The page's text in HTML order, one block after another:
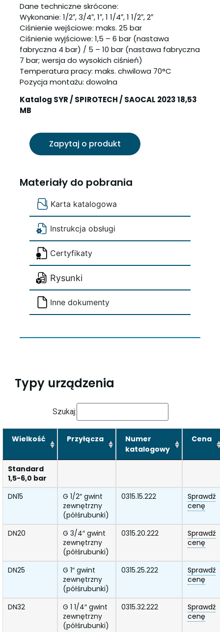
Dane techniczne skrócone:
Wykonanie: 1/2″, 3/4″, 1″, 1 1/4″, 1 1/2″, 2″
Ciśnienie wejściowe: maks. 25 bar
Ciśnienie wyjściowe: 1,5 – 6 bar (nastawa
fabryczna 4 bar) / 5 – 10 bar (nastawa fabryczna
7 bar; wersja do wysokich ciśnień)
Temperatura pracy: maks. chwilowa 70°C
Pozycja montażu: dowolna
Katalog SYR / SPIROTECH / SAOCAL 2023 18,53
MB
Zapytaj o produkt
Materiały do pobrania
Karta katalogowa
Instrukcja obsługi
Certyfikaty
Rysunki
Inne dokumenty
Typy urządzenia
Szukaj:
Wielkość Przyłącza
Numer
katalogowy
Cena
Standard
1,5-6,0 bar
DN15
G 1/2″ gwint
zewnętrzny
(półśrubunki)
0315.15.222
Sprawdź
cenę
DN20
G 3/4″ gwint
zewnętrzny
(półśrubunki)
0315.20.222
Sprawdź
cenę
DN25
G 1″ gwint
zewnętrzny
(półśrubunki)
0315.25.222
Sprawdź
cenę
DN32
G 1 1/4″ gwint
zewnętrzny
(półśrubunki)
0315.32.222
Sprawdź
cenę